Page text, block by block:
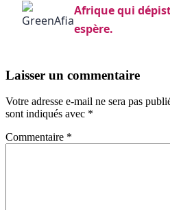
Afrique qui
espère.
Laisser un commentaire
Votre adresse e-mail ne sera pas
sont indiqués avec *
Commentaire *